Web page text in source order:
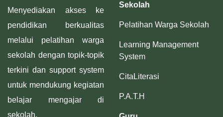
Menyediakan akses ke
pendidikan berkualitas
melalui pelatihan warga
sekolah dengan topik-topik
terkini dan support system
untuk mendukung kegiatan
belajar mengajar di
sekolah.
Sekolah
Pelatihan Warga Sekolah
Learning Management
System
CitaLiterasi
P.A.T.H